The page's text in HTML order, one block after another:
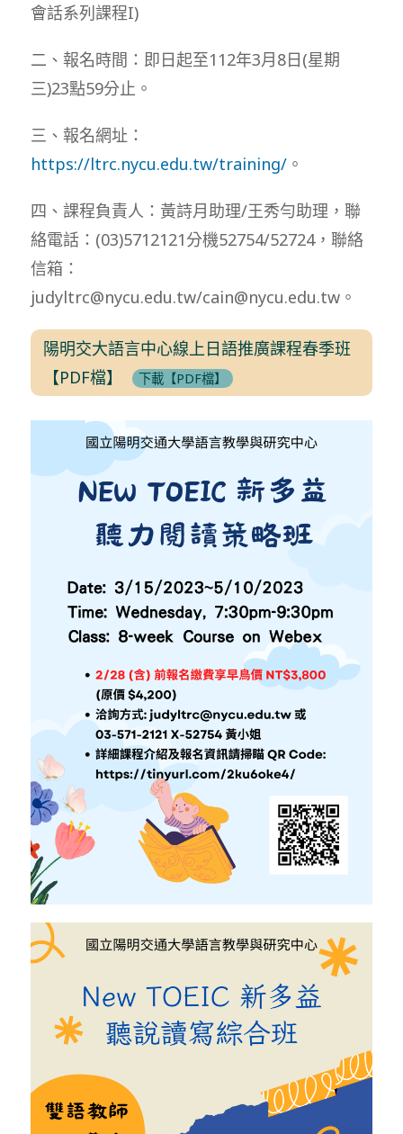
會話系列課程I)
二、報名時間：即日起至112年3月8日(星期
三)23點59分止。
三、報名網址：
https://ltrc.nycu.edu.tw/training/。
四、課程負責人：黃詩月助理/王秀勻助理，聯
絡電話：(03)5712121分機52754/52724，聯絡
信箱：
judyltrc@nycu.edu.tw/cain@nycu.edu.tw。
陽明交大語言中心線上日語推廣課程春季班
【PDF檔】
下載【PDF檔】